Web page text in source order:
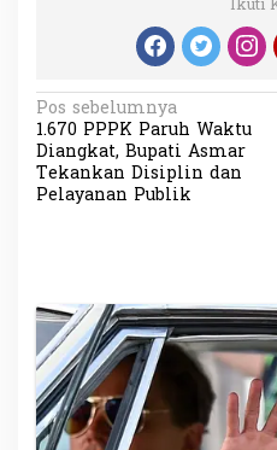
Ikuti
N
a
v
s
i
p
o
Pos sebelumnya
1.670 PPPK Paruh Waktu
Diangkat, Bupati Asmar
Tekankan Disiplin dan
Pelayanan Publik